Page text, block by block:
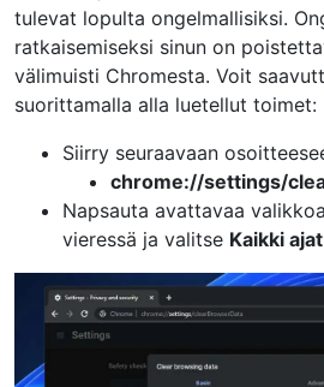
tulevat lopulta ongelmallisiksi.
ratkaisemiseksi sinun on
välimuisti Chromesta. Voit
suorittamalla alla luetellut toimet:
Siirry seuraavaan
chrome://settings/
Napsauta avattavaa valikkoa
vieressä ja valitse Kaikki ajat